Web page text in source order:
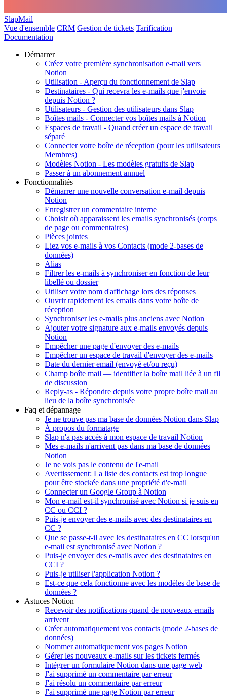
SlapMail
Vue d'ensemble CRM Gestion de tickets Tarification
Documentation
Démarrer
Créez votre première synchronisation e-mail vers
Notion
Utilisation - Aperçu du fonctionnement de Slap
Destinataires - Qui recevra les e-mails que j'envoie
depuis Notion ?
Utilisateurs - Gestion des utilisateurs dans Slap
Boîtes mails - Connecter vos boîtes mails à Notion
Espaces de travail - Quand créer un espace de travail
séparé
Connecter votre boîte de réception (pour les utilisateurs
Membres)
Modèles Notion - Les modèles gratuits de Slap
Passer à un abonnement annuel
Fonctionnalités
Démarrer une nouvelle conversation e-mail depuis
Notion
Enregistrer un commentaire interne
Choisir où apparaissent les emails synchronisés (corps
de page ou commentaires)
Pièces jointes
Liez vos e-mails à vos Contacts (mode 2-bases de
données)
Alias
Filtrer les e-mails à synchroniser en fonction de leur
libellé ou dossier
Utiliser votre nom d'affichage lors des réponses
Ouvrir rapidement les emails dans votre boîte de
réception
Synchroniser les e-mails plus anciens avec Notion
Ajouter votre signature aux e-mails envoyés depuis
Notion
Empêcher une page d'envoyer des e-mails
Empêcher un espace de travail d'envoyer des e-mails
Date du dernier email (envoyé et/ou reçu)
Champ boîte mail — identifier la boîte mail liée à un fil
de discussion
Reply-as - Répondre depuis votre propre boîte mail au
lieu de la boîte synchronisée
Faq et dépannage
Je ne trouve pas ma base de données Notion dans Slap
À propos du formatage
Slap n'a pas accès à mon espace de travail Notion
Mes e-mails n'arrivent pas dans ma base de données
Notion
Je ne vois pas le contenu de l'e-mail
Avertissement: La liste des contacts est trop longue
pour être stockée dans une propriété d'e-mail
Connecter un Google Group à Notion
Mon e-mail est-il synchronisé avec Notion si je suis en
CC ou CCI ?
Puis-je envoyer des e-mails avec des destinataires en
CC ?
Que se passe-t-il avec les destinataires en CC lorsqu'un
e-mail est synchronisé avec Notion ?
Puis-je envoyer des e-mails avec des destinataires en
CCI ?
Puis-je utiliser l'application Notion ?
Est-ce que cela fonctionne avec les modèles de base de
données ?
Astuces Notion
Recevoir des notifications quand de nouveaux emails
arrivent
Créer automatiquement vos contacts (mode 2-bases de
données)
Nommer automatiquement vos pages Notion
Gérer les nouveaux e-mails sur les tickets fermés
Intégrer un formulaire Notion dans une page web
J'ai supprimé un commentaire par erreur
J'ai résolu un commentaire par erreur
J'ai supprimé une page Notion par erreur